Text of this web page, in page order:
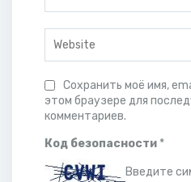
Сохранить моё имя,
этом браузере для
комментариев.
Код безопасности *
Введите